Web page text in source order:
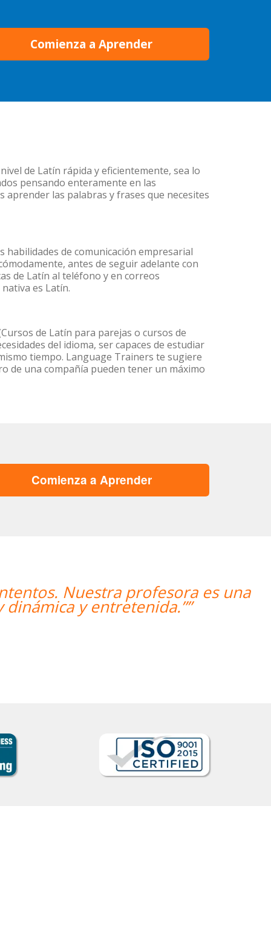
Comienza a Aprender
de Latín rápida y eficientemente, sea lo
pensando enteramente en las
aprender las palabras y frases que necesites
de comunicación empresarial
antes de seguir adelante con
de Latín al teléfono y en correos
es Latín.
de Latín para parejas o cursos de
del idioma, ser capaces de estudiar
tiempo. Language Trainers te sugiere
de una compañía pueden tener un máximo
Comienza a Aprender
“”The course is going well